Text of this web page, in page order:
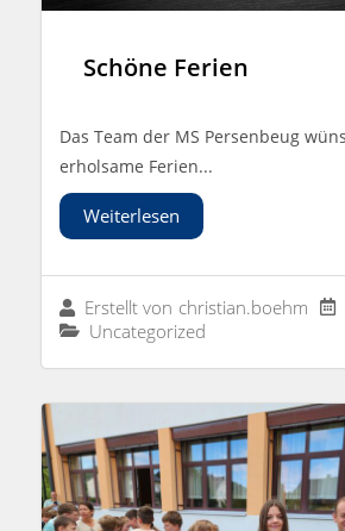
Schöne Ferien
Erstellt von christian.boehm
Uncategorized
Das Team der MS Persenbeug
erholsame Ferien...
Weiterlesen